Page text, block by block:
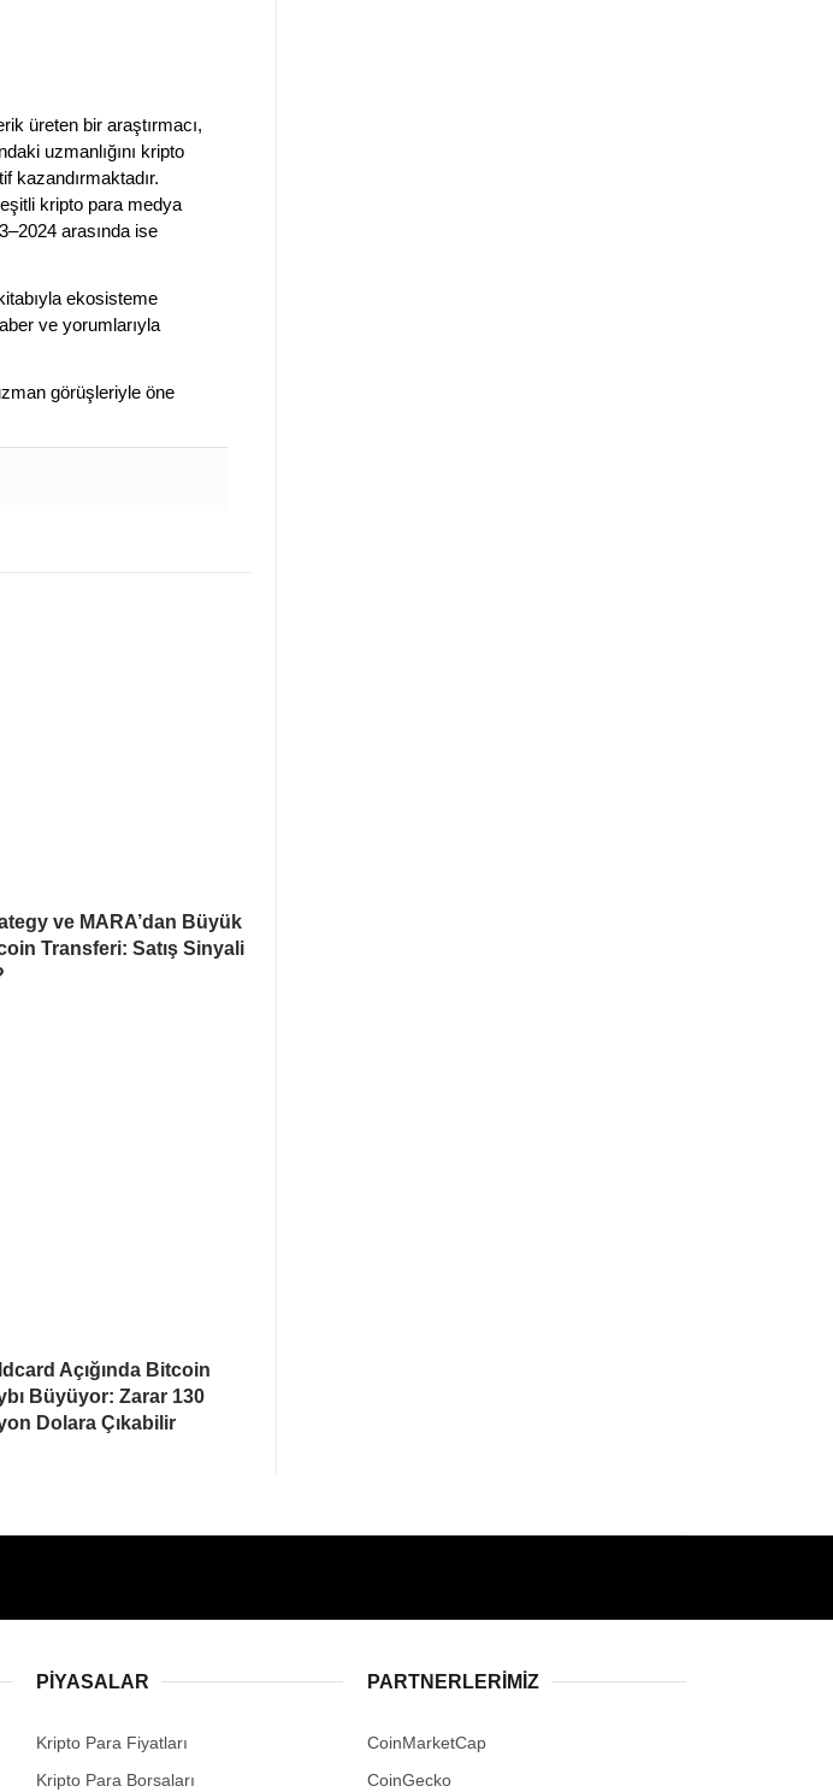
üreten bir araştırmacı,
uzmanlığını kripto
kazandırmaktadır.
kripto para medya
arasında ise
ekosisteme
ve yorumlarıyla
görüşleriyle öne
ve MARA’dan Büyük
Transferi: Satış Sinyali
Açığında Bitcoin
Büyüyor: Zarar 130
Dolara Çıkabilir
PIYASALAR
Kripto Para Fiyatları
Kripto Para Borsaları
PARTNERLERIMIZ
CoinMarketCap
CoinGecko